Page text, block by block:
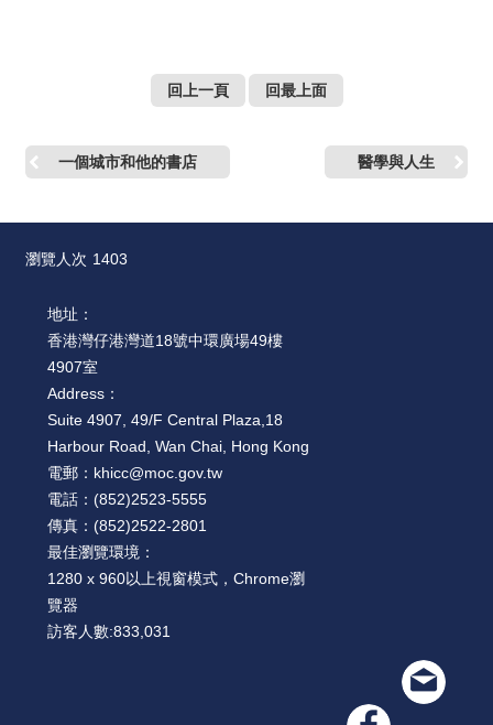
回上一頁 回最上面
一個城市和他的書店 醫學與人生
瀏覽人次 1403
地址：
香港灣仔港灣道18號中環廣場49樓
4907室
Address：
Suite 4907, 49/F Central Plaza,18
Harbour Road, Wan Chai, Hong Kong
電郵： khicc@moc.gov.tw
電話： (852)2523-5555
傳真： (852)2522-2801
最佳瀏覽環境：
1280 x 960以上視窗模式，Chrome瀏
覽器
訪客人數:833,031